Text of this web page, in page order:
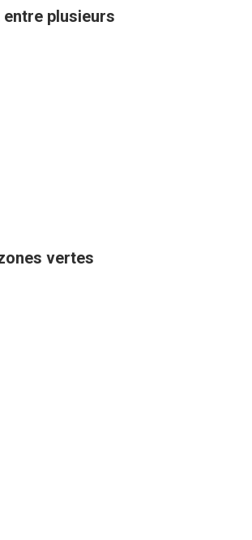
plusieurs
vertes